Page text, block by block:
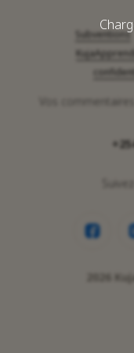
Subventions
Vos
2026